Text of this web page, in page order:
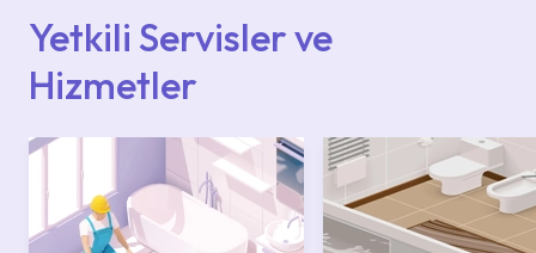
Yetkili Servisler ve
Hizmetler